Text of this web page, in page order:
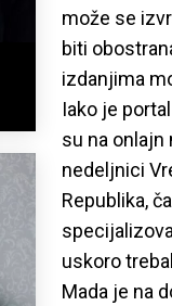
može se
biti
izdanjima
Iako je
su na onlajn
nedeljnici
Republika,
uskoro
Mada je na